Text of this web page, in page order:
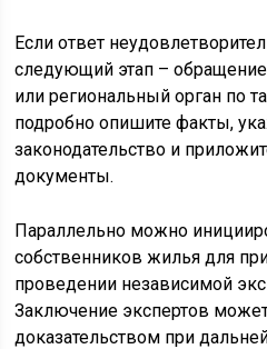
Если ответ
следующий этап –
или региональный орган по
подробно опишите факты,
законодательство и
документы.
Параллельно можно
собственников жилья для
проведении независимой
Заключение экспертов
доказательством при